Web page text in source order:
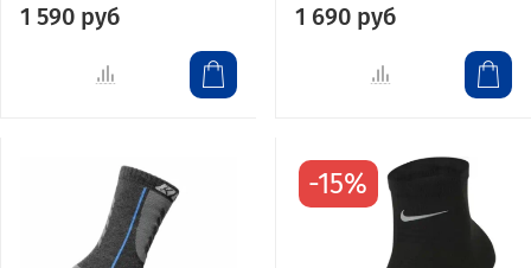
1 590 руб 1 690 руб
-15%